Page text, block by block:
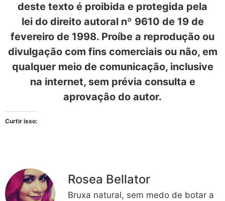
deste texto é proibida e protegida pela
lei do direito autoral nº 9610 de 19 de
fevereiro de 1998. Proíbe a reprodução ou
divulgação com fins comerciais ou não, em
qualquer meio de comunicação, inclusive
na internet, sem prévia consulta e
aprovação do autor.
Curtir isso:
Rosea Bellator
Bruxa natural, sem medo de botar a